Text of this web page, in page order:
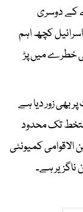
کے دوسری
کچھ اہم
خطرے میں پڑ
بھی زور دیا ہے
تک محدود
الاقوامی کمیونٹی
ہے۔